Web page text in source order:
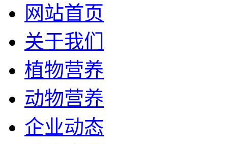
网站首页
关于我们
植物营养
动物营养
企业动态